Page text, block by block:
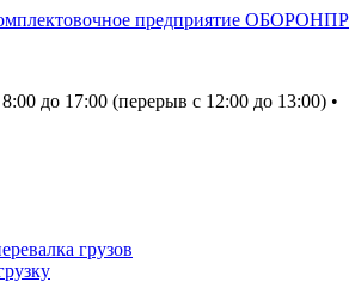
до 17:00 (перерыв с 12:00 до 13:00) •
грузов